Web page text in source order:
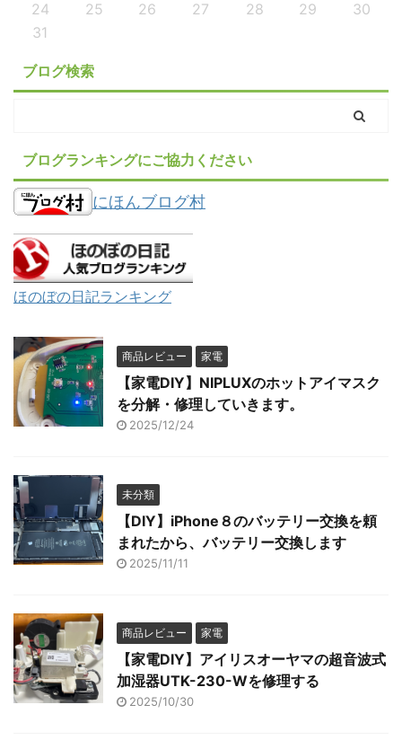
24
25 26 27 28 29
30
31
ブログ検索
ブログランキングにご協力ください
にほんブログ村
ほのぼの日記ランキング
商品レビュー 家電
【家電DIY】NIPLUXのホットアイマスク
を分解・修理していきます。
2025/12/24
未分類
【DIY】iPhone８のバッテリー交換を頼
まれたから、バッテリー交換します
2025/11/11
商品レビュー 家電
【家電DIY】アイリスオーヤマの超音波式
加湿器UTK-230-Wを修理する
2025/10/30